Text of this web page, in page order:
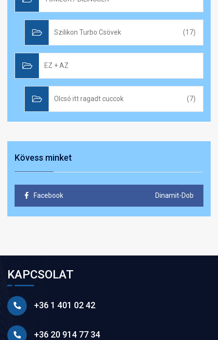
Szilikon Turbo Csövek (17)
EZ + AZ
Olcsó itt ragadt cuccok (7)
Kövess minket
Facebook Dinamit-Dob
KAPCSOLAT
+36 1 401 02 42
+36 20 914 77 34